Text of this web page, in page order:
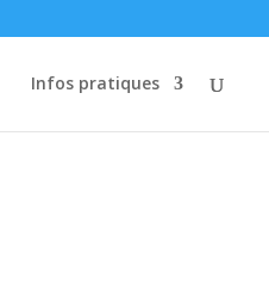
Infos pratiques